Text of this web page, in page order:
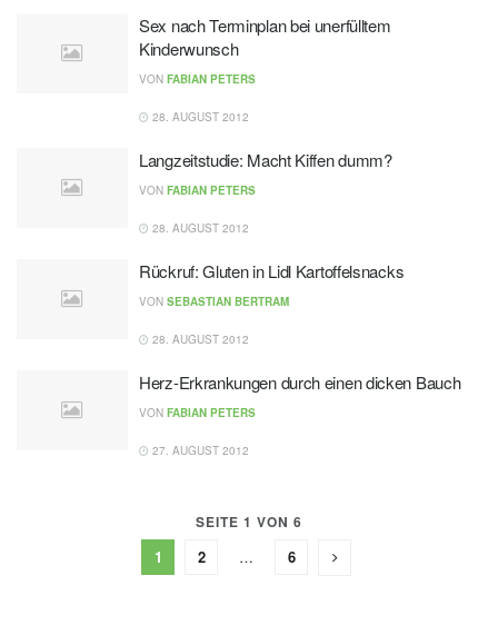
Sex nach Terminplan bei unerfülltem
Kinderwunsch
VON FABIAN PETERS
28. AUGUST 2012
Langzeitstudie: Macht Kiffen dumm?
VON FABIAN PETERS
28. AUGUST 2012
Rückruf: Gluten in Lidl Kartoffelsnacks
VON SEBASTIAN BERTRAM
28. AUGUST 2012
Herz-Erkrankungen durch einen dicken Bauch
VON FABIAN PETERS
27. AUGUST 2012
SEITE 1 VON 6
1 2 … 6